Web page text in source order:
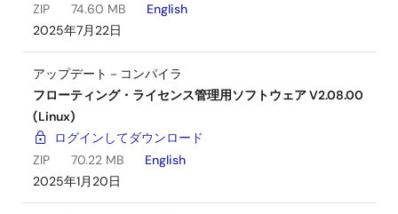
ZIP
74.60 MB
English
2025年7月22日
アップデート－コンパイラ
フローティング・ライセンス管理用ソフトウェア V2.08.00
(Linux)
ログインしてダウンロード
ZIP
70.22 MB
English
2025年1月20日